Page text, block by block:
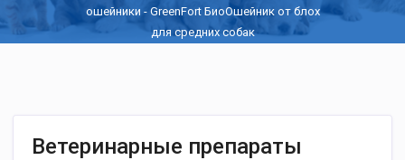
ошейники - GreenFort БиоОшейник от блох
для средних собак
Ветеринарные препараты